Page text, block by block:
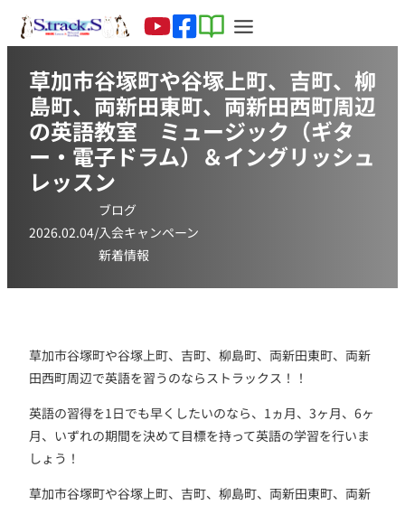
草加市谷塚町や谷塚上町、吉町、柳
島町、両新田東町、両新田西町周辺
の英語教室 ミュージック（ギタ
ー・電子ドラム）＆イングリッシュ
レッスン
2026.02.04/
ブログ
入会キャンペーン
新着情報
草加市谷塚町や谷塚上町、吉町、柳島町、両新田東町、両新
田西町周辺で英語を習うのならストラックス！！
英語の習得を1日でも早くしたいのなら、1ヵ月、3ヶ月、6ヶ
月、いずれの期間を決めて目標を持って英語の学習を行いま
しょう！
草加市谷塚町や谷塚上町、吉町、柳島町、両新田東町、両新